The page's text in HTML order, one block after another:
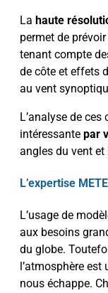
La haute
permet de
tenant compte
de côte et effets
au vent
L’analyse de
intéressante par
angles du vent
L’expertise
L’usage de
aux besoins
du globe.
l’atmosphère
nous échappe.